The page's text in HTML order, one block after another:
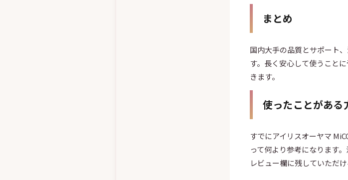
まとめ
国内大手の品質とサポート
す。長く安心して使うこと
きます。
使ったことがある
すでにアイリスオーヤマ
って何より参考になります
レビュー欄に残していただけ